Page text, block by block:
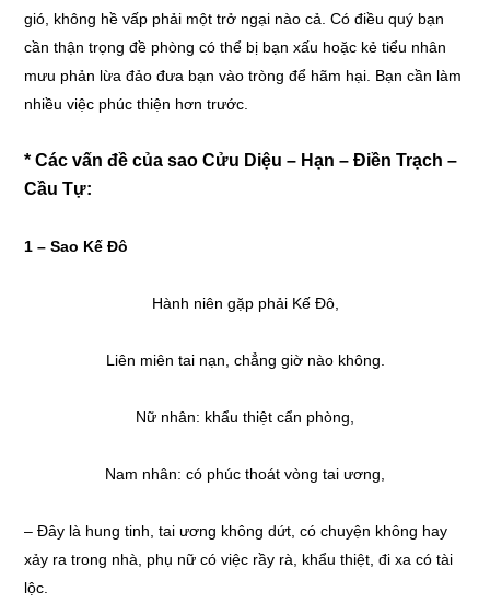
gió, không hề vấp phải một trở ngại nào cả. Có điều quý bạn
cần thận trọng đề phòng có thể bị bạn xấu hoặc kẻ tiểu nhân
mưu phản lừa đảo đưa bạn vào tròng để hãm hại. Bạn cần làm
nhiều việc phúc thiện hơn trước.
* Các vấn đề của sao Cửu Diệu – Hạn – Điền Trạch –
Cầu Tự:
1 – Sao Kế Đô
Hành niên gặp phải Kế Đô,
Liên miên tai nạn, chẳng giờ nào không.
Nữ nhân: khẩu thiệt cẩn phòng,
Nam nhân: có phúc thoát vòng tai ương,
– Đây là hung tinh, tai ương không dứt, có chuyện không hay
xảy ra trong nhà, phụ nữ có việc rầy rà, khẩu thiệt, đi xa có tài
lộc.